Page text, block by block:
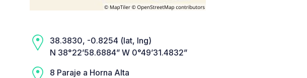
38.3830, -0.8254 (lat, lng)
N 38°22’58.6884” W 0°49’31.4832”
8 Paraje a Horna Alta